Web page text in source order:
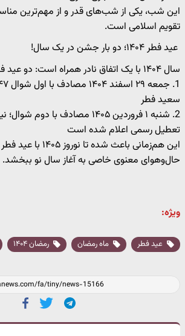
این شب، یکی از شب‌های قدر و از مهم‌ترین
تقویم اسلامی است.
عید فطر ۱۴۰۴؛ دو بار جشن در یک سال!
سال ۱۴۰۴ با یک اتفاق نادر همراه است: دو عید فطر در یک سال!
سعید فطر
2. شنبه ۱ فروردین ۱۴۰۵ مصادف با
تعطیل رسمی اعلام شده است
این هم‌زمانی باعث شده
حال‌وهوای معنوی خاصی به آغاز سال نو ببخشد.
ویژه:
عید فطر ماه رمضان رمضان ۱۴۰۴